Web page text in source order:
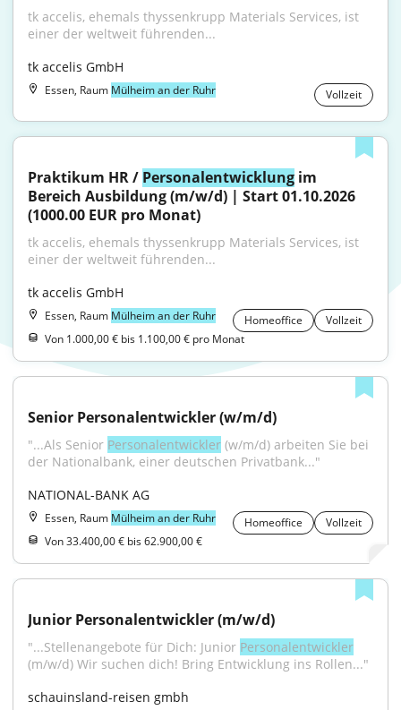
tk accelis, ehemals thyssenkrupp Materials Services, ist
einer der weltweit führenden...
tk accelis GmbH
Essen, Raum Mülheim an der Ruhr Vollzeit
Praktikum HR / Personalentwicklung im
Bereich Ausbildung (m/w/d) | Start 01.10.2026
(1000.00 EUR pro Monat)
tk accelis, ehemals thyssenkrupp Materials Services, ist
einer der weltweit führenden...
tk accelis GmbH
Essen, Raum Mülheim an der Ruhr Homeoffice
Vollzeit
Von 1.000,00 € bis 1.100,00 € pro Monat
Senior Personalentwickler (w/m/d)
"...Als Senior Personalentwickler (w/m/d) arbeiten Sie bei
der Nationalbank, einer deutschen Privatbank..."
NATIONAL-BANK AG
Essen, Raum Mülheim an der Ruhr Homeoffice
Vollzeit
Von 33.400,00 € bis 62.900,00 €
Junior Personalentwickler (m/w/d)
"...Stellenangebote für Dich: Junior Personalentwickler
(m/w/d) Wir suchen dich! Bring Entwicklung ins Rollen..."
schauinsland-reisen gmbh